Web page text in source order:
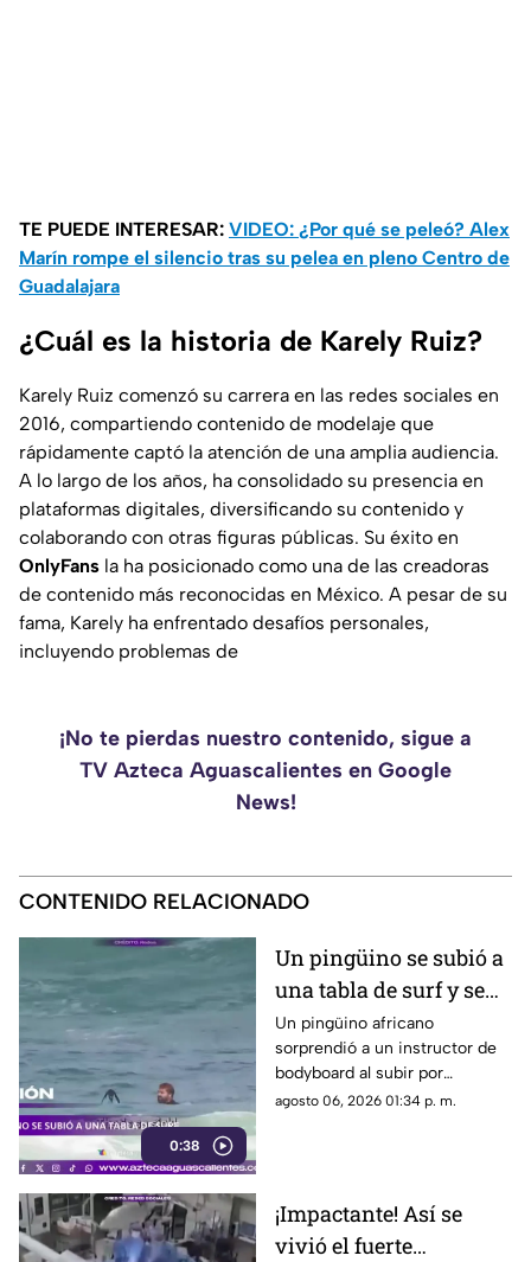
TE PUEDE INTERESAR: VIDEO: ¿Por qué se peleó? Alex
Marín rompe el silencio tras su pelea en pleno Centro de
Guadalajara
¿Cuál es la historia de Karely Ruiz?
Karely Ruiz comenzó su carrera en las redes sociales en
2016, compartiendo contenido de modelaje que
rápidamente captó la atención de una amplia audiencia.
A lo largo de los años, ha consolidado su presencia en
plataformas digitales, diversificando su contenido y
colaborando con otras figuras públicas. Su éxito en
OnlyFans la ha posicionado como una de las creadoras
de contenido más reconocidas en México. A pesar de su
fama, Karely ha enfrentado desafíos personales,
incluyendo problemas de
¡No te pierdas nuestro contenido, sigue a
TV Azteca Aguascalientes en Google
News!
CONTENIDO RELACIONADO
0:38
Un pingüino se subió a
una tabla de surf y se
viraliza
Un pingüino africano
sorprendió a un instructor de
bodyboard al subir por
iniciativa propia a su tabla y
agosto 06, 2026 01:34 p. m.
¡Impactante! Así se
vivió el fuerte